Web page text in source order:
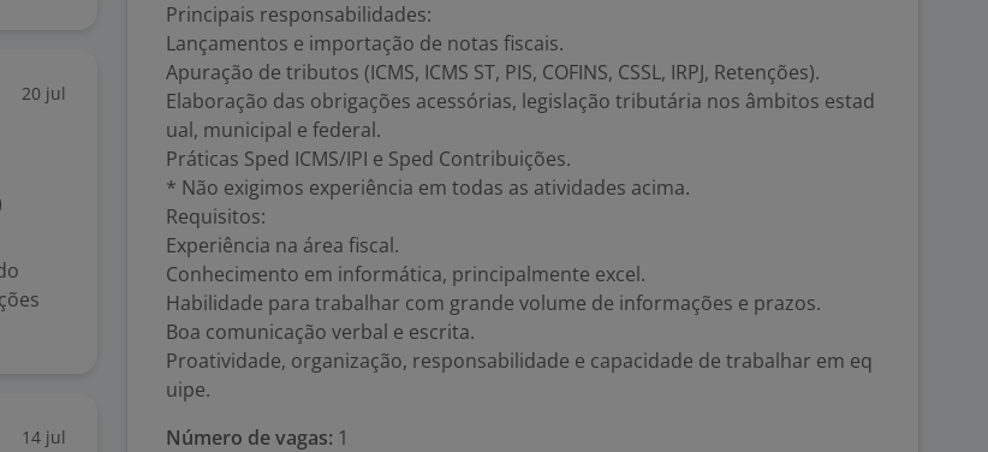
20 jul
14 jul
Principais responsabilidades:
Lançamentos e importação de notas fiscais.
Apuração de tributos (ICMS, ICMS ST, PIS, COFINS, CSSL, IRPJ, Retenções).
Elaboração das obrigações acessórias, legislação tributária nos âmbitos estad
ual, municipal e federal.
Práticas Sped ICMS/IPI e Sped Contribuições.
* Não exigimos experiência em todas as atividades acima.
Requisitos:
Experiência na área fiscal.
Conhecimento em informática, principalmente excel.
Habilidade para trabalhar com grande volume de informações e prazos.
Boa comunicação verbal e escrita.
Proatividade, organização, responsabilidade e capacidade de trabalhar em eq
uipe.
Número de vagas: 1